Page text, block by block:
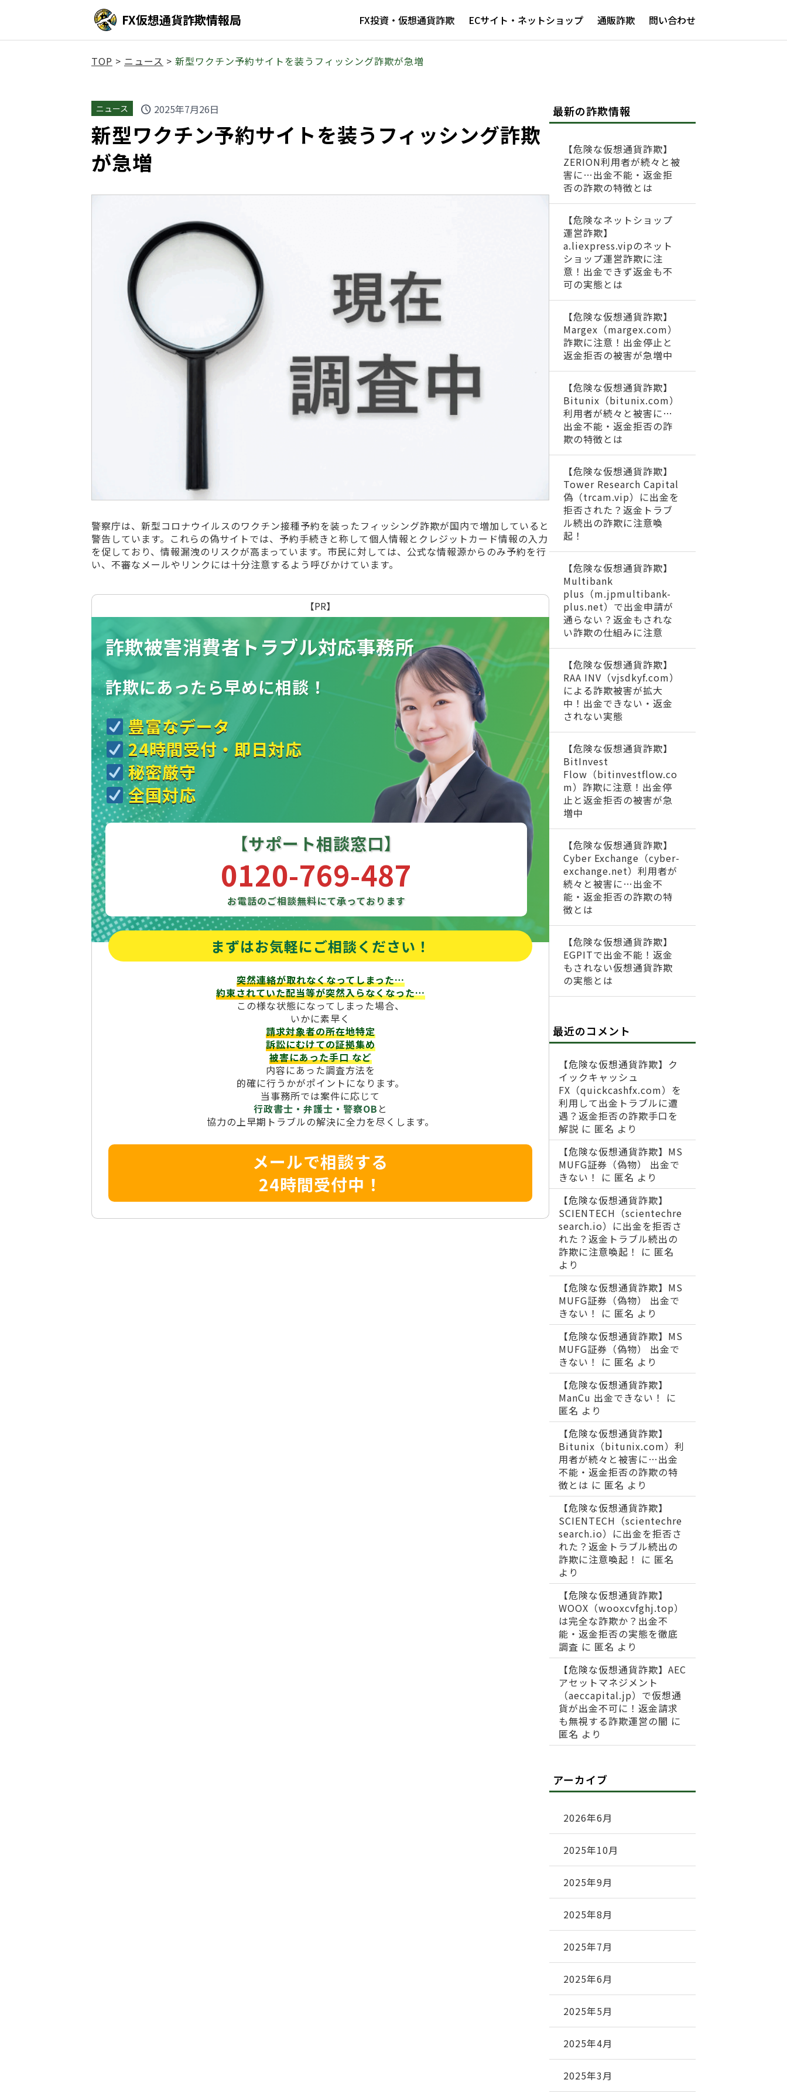
FX仮想通貨詐欺情報局 FX投資・仮想通貨詐欺 ECサイト・ネットショップ 通販詐欺 問い合わせ
TOP > ニュース > 新型ワクチン予約サイトを装うフィッシング詐欺が急増
ニュース schedule 2025年7月26日
新型ワクチン予約サイトを装うフィッシング詐欺
が急増
警察庁は、新型コロナウイルスのワクチン接種予約を装ったフィッシング詐欺が国内で増加していると
警告しています。これらの偽サイトでは、予約手続きと称して個人情報とクレジットカード情報の入力
を促しており、情報漏洩のリスクが高まっています。市民に対しては、公式な情報源からのみ予約を行
い、不審なメールやリンクには十分注意するよう呼びかけています。
【PR】
詐欺被害消費者トラブル対応事務所
詐欺にあったら早めに相談！
豊富なデータ
24時間受付・即日対応
秘密厳守
全国対応
【サポート相談窓口】
0120-769-487
お電話のご相談無料にて承っております
まずはお気軽にご相談ください！
突然連絡が取れなくなってしまった…
約束されていた配当等が突然入らなくなった…
この様な状態になってしまった場合、
いかに素早く
請求対象者の所在地特定
訴訟にむけての証拠集め
被害にあった手口など
内容にあった調査方法を
的確に行うかがポイントになります。
当事務所では案件に応じて
行政書士・弁護士・警察OB と
協力の上早期トラブルの解決に全力を尽くします。
メールで相談する
24時間受付中！
最新の詐欺情報
【危険な仮想通貨詐欺】
ZERION利用者が続々と被
害に…出金不能・返金拒
否の詐欺の特徴とは
【危険なネットショップ
運営詐欺】
a.liexpress.vipのネット
ショップ運営詐欺に注
意！出金できず返金も不
可の実態とは
【危険な仮想通貨詐欺】
Margex（margex.com）
詐欺に注意！出金停止と
返金拒否の被害が急増中
【危険な仮想通貨詐欺】
Bitunix（bitunix.com）
利用者が続々と被害に…
出金不能・返金拒否の詐
欺の特徴とは
【危険な仮想通貨詐欺】
Tower Research Capital
偽（trcam.vip）に出金を
拒否された？返金トラブ
ル続出の詐欺に注意喚
起！
【危険な仮想通貨詐欺】
Multibank
plus（m.jpmultibank-
plus.net）で出金申請が
通らない？返金もされな
い詐欺の仕組みに注意
【危険な仮想通貨詐欺】
RAA INV（vjsdkyf.com）
による詐欺被害が拡大
中！出金できない・返金
されない実態
【危険な仮想通貨詐欺】
BitInvest
Flow（bitinvestflow.co
m）詐欺に注意！出金停
止と返金拒否の被害が急
増中
【危険な仮想通貨詐欺】
Cyber Exchange（cyber-
exchange.net）利用者が
続々と被害に…出金不
能・返金拒否の詐欺の特
徴とは
【危険な仮想通貨詐欺】
EGPITで出金不能！返金
もされない仮想通貨詐欺
の実態とは
最近のコメント
【危険な仮想通貨詐欺】ク
イックキャッシュ
FX（quickcashfx.com）を
利用して出金トラブルに遭
遇？返金拒否の詐欺手口を
解説 に 匿名 より
【危険な仮想通貨詐欺】MS
MUFG証券（偽物） 出金で
きない！
に 匿名 より
【危険な仮想通貨詐欺】
SCIENTECH（scientechre
search.io）に出金を拒否さ
れた？返金トラブル続出の
詐欺に注意喚起！
に 匿名
より
【危険な仮想通貨詐欺】MS
MUFG証券（偽物） 出金で
きない！
に 匿名 より
【危険な仮想通貨詐欺】MS
MUFG証券（偽物） 出金で
きない！
に 匿名 より
【危険な仮想通貨詐欺】
ManCu 出金できない！
に
匿名 より
【危険な仮想通貨詐欺】
Bitunix（bitunix.com）利
用者が続々と被害に…出金
不能・返金拒否の詐欺の特
徴とは に 匿名 より
【危険な仮想通貨詐欺】
SCIENTECH（scientechre
search.io）に出金を拒否さ
れた？返金トラブル続出の
詐欺に注意喚起！
に 匿名
より
【危険な仮想通貨詐欺】
WOOX（wooxcvfghj.top）
は完全な詐欺か？出金不
能・返金拒否の実態を徹底
調査 に 匿名 より
【危険な仮想通貨詐欺】AEC
アセットマネジメント
（aeccapital.jp）で仮想通
貨が出金不可に！返金請求
も無視する詐欺運営の闇 に
匿名 より
アーカイブ
2026年6月
2025年10月
2025年9月
2025年8月
2025年7月
2025年6月
2025年5月
2025年4月
2025年3月